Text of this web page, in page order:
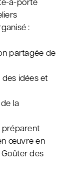
:
partagée de
idées et
la
préparent
œuvre en
des